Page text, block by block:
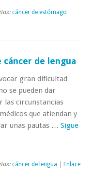
cáncer de estómago
cáncer de lengua
gran dificultad
se pueden dar
las circunstancias
que atiendan y
unas pautas … Sigue
cáncer de lengua
Enlace